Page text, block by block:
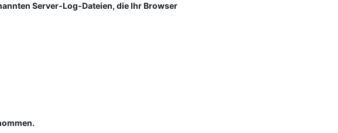
Server-Log-Dateien, die Ihr Browser